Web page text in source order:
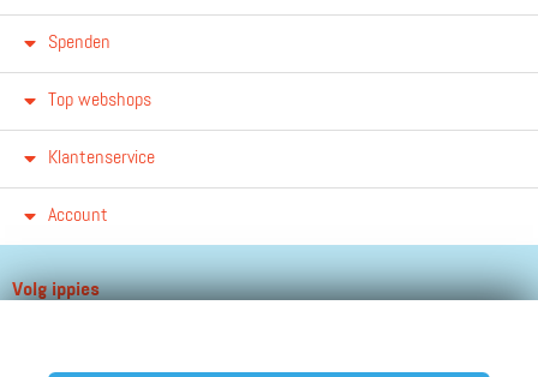
Spenden
Top webshops
Klantenservice
Account
Volg ippies